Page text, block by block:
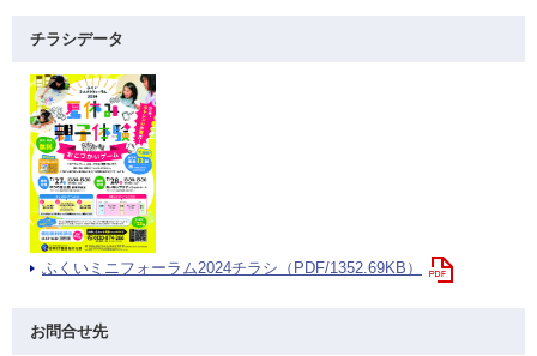
チラシデータ
ふくいミニフォーラム2024チラシ（PDF/1352.69KB）
お問合せ先